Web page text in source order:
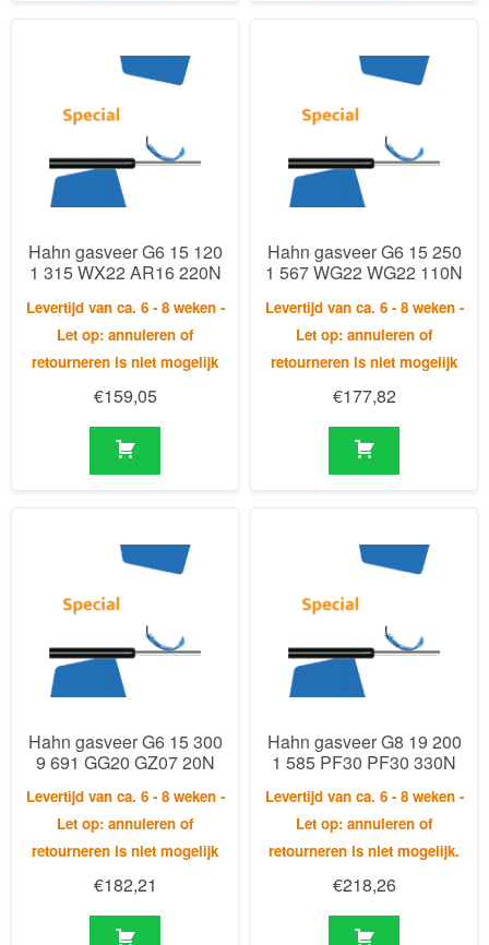
Hahn gasveer G6 15 120
1 315 WX22 AR16 220N
Levertijd van ca. 6 - 8 weken -
Let op: annuleren of
retourneren is niet mogelijk
€159,05
Hahn gasveer G6 15 250
1 567 WG22 WG22 110N
Levertijd van ca. 6 - 8 weken -
Let op: annuleren of
retourneren is niet mogelijk
€177,82
Hahn gasveer G6 15 300
9 691 GG20 GZ07 20N
Levertijd van ca. 6 - 8 weken -
Let op: annuleren of
retourneren is niet mogelijk
€182,21
Hahn gasveer G8 19 200
1 585 PF30 PF30 330N
Levertijd van ca. 6 - 8 weken -
Let op: annuleren of
retourneren is niet mogelijk.
€218,26